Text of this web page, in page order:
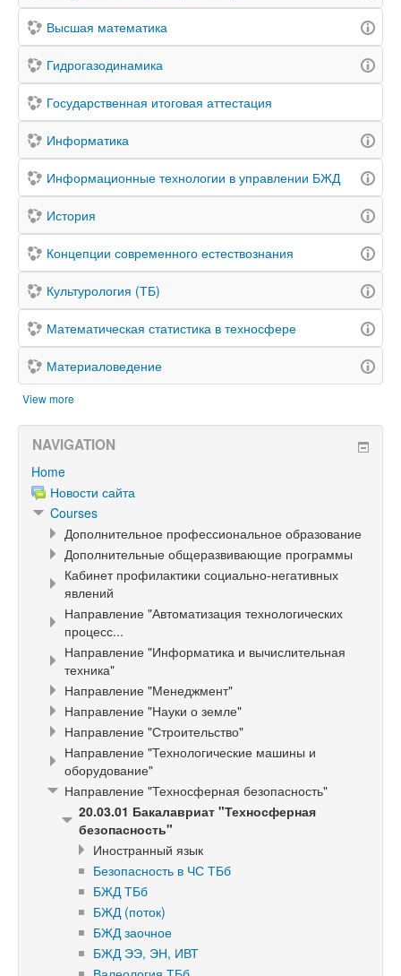
Высшая математика
Гидрогазодинамика
Государственная итоговая аттестация
Информатика
Информационные технологии в управлении БЖД
История
Концепции современного естествознания
Культурология (ТБ)
Математическая статистика в техносфере
Материаловедение
View more
NAVIGATION
Home
Новости сайта
Courses
Дополнительное профессиональное образование
Дополнительные общеразвивающие программы
Кабинет профилактики социально-негативных
явлений
Направление "Автоматизация технологических
процесс...
Направление "Информатика и вычислительная
техника"
Направление "Менеджмент"
Направление "Науки о земле"
Направление "Строительство"
Направление "Технологические машины и
оборудование"
Направление "Техносферная безопасность"
20.03.01 Бакалавриат "Техносферная
безопасность"
Иностранный язык
Безопасность в ЧС ТБб
БЖД ТБб
БЖД (поток)
БЖД заочное
БЖД ЭЭ, ЭН, ИВТ